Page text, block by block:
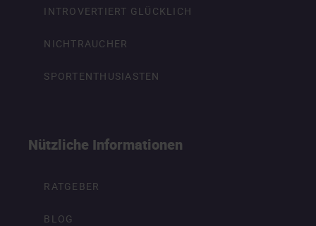
INTROVERTIERT GLÜCKLICH
NICHTRAUCHER
SPORTENTHUSIASTEN
Nützliche Informationen
RATGEBER
BLOG